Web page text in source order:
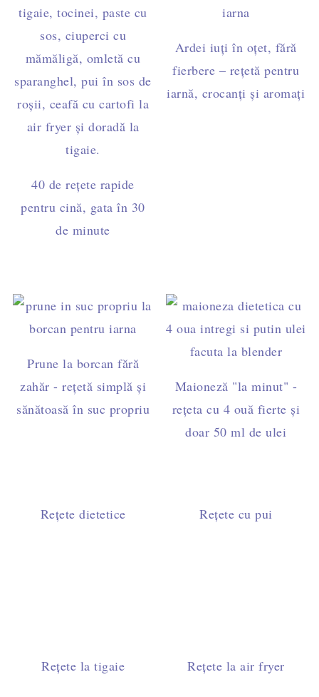
40 de rețete rapide
pentru cină, gata în 30
de minute
Ardei iuți în oțet, fără
fierbere – rețetă pentru
iarnă, crocanți și aromați
Prune la borcan fără
zahăr - rețetă simplă și
sănătoasă în suc propriu
Maioneză "la minut" -
rețeta cu 4 ouă fierte și
doar 50 ml de ulei
Rețete dietetice Rețete cu pui
Rețete la tigaie Rețete la air fryer